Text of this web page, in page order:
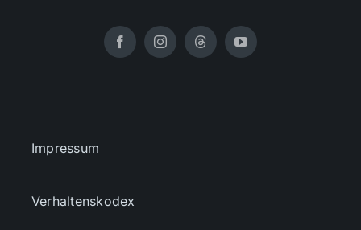
Impressum
Verhaltenskodex